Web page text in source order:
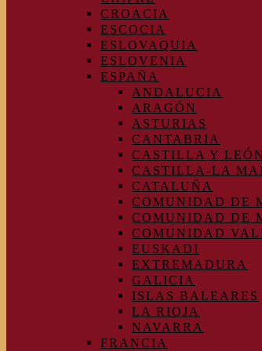
CROACIA
ESCOCIA
ESLOVAQUIA
ESLOVENIA
ESPAÑA
ANDALUCIA
ARAGÓN
ASTURIAS
CANTABRIA
CASTILLA Y LEÓN
CASTILLA-LA
CATALUÑA
COMUNIDAD DE
COMUNIDAD DE
COMUNIDAD
EUSKADI
EXTREMADURA
GALICIA
ISLAS BALEARES
LA RIOJA
NAVARRA
FRANCIA